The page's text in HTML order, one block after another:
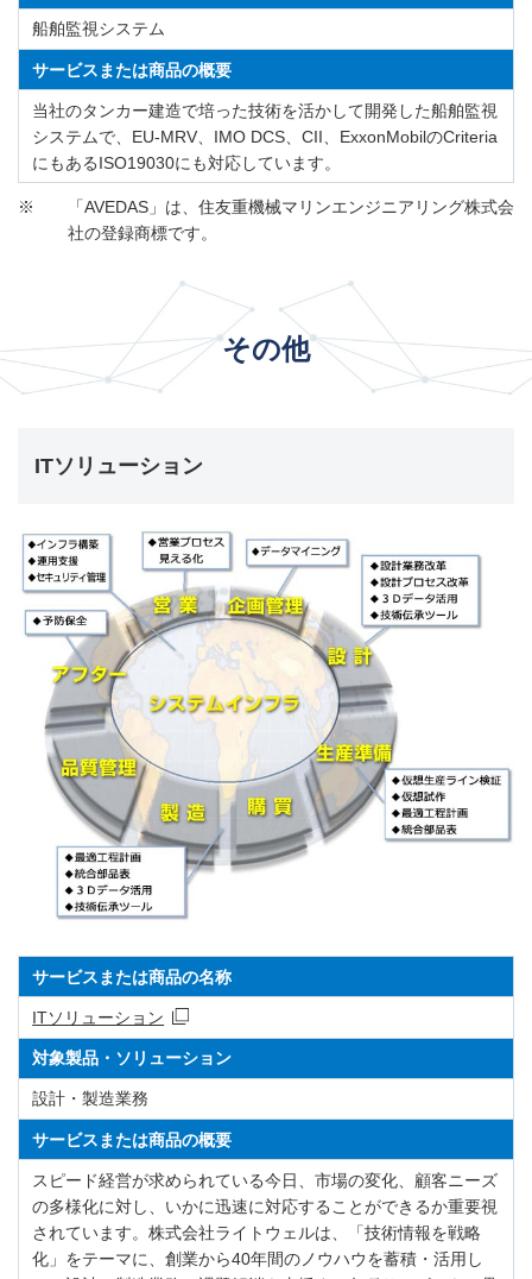
船舶監視システム
サービスまたは商品の概要
当社のタンカー建造で培った技術を活かして開発した船舶監視
システムで、EU-MRV、IMO DCS、CII、ExxonMobilのCriteria
にもあるISO19030にも対応しています。
※
「AVEDAS」は、住友重機械マリンエンジニアリング株式会
社の登録商標です。
その他
ITソリューション
サービスまたは商品の名称
ITソリューション
対象製品・ソリューション
設計・製造業務
サービスまたは商品の概要
スピード経営が求められている今日、市場の変化、顧客ニーズ
の多様化に対し、いかに迅速に対応することができるか重要視
されています。株式会社ライトウェルは、「技術情報を戦略
化」をテーマに、創業から40年間のノウハウを蓄積・活用し